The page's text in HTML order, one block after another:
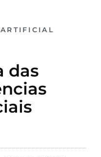
das